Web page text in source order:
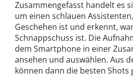
Zusammengefasst handelt es
um einen schlauen
Geschehen ist und erkennt,
Schnappschuss ist. Die
dem Smartphone in einer
ansehen und auswählen. Aus
können dann die besten Shots